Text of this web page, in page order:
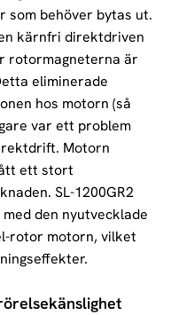
som behöver bytas ut.
kärnfri direktdriven
rotormagneterna är
eliminerade
hos motorn (så
var ett problem
Motorn
ett stort
SL-1200GR2
den nyutvecklade
rotor motorn, vilket